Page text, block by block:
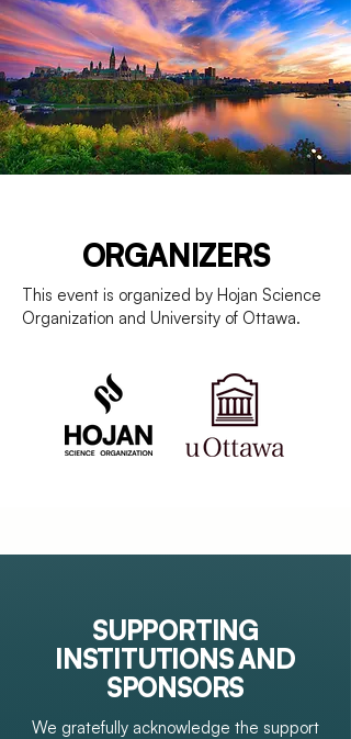
ORGANIZERS
This event is organized by Hojan Science
Organization and University of Ottawa.
SUPPORTING
INSTITUTIONS AND
SPONSORS
We gratefully acknowledge the support